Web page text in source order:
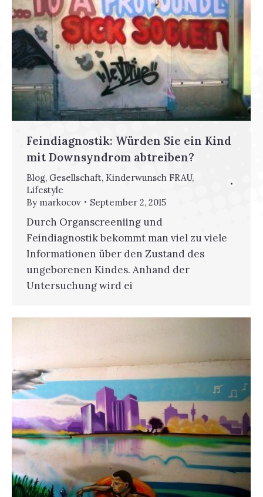
Feindiagnostik: Würden Sie ein Kind
mit Downsyndrom abtreiben?
Blog, Gesellschaft, Kinderwunsch FRAU,
Lifestyle
By markocov September 2, 2015
Durch Organscreeniing und
Feindiagnostik bekommt man viel zu viele
Informationen über den Zustand des
ungeborenen Kindes. Anhand der
Untersuchung wird ei